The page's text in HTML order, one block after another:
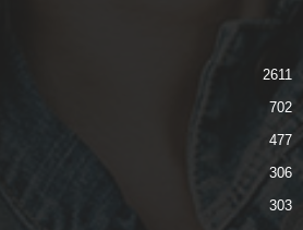
2611
702
477
306
303